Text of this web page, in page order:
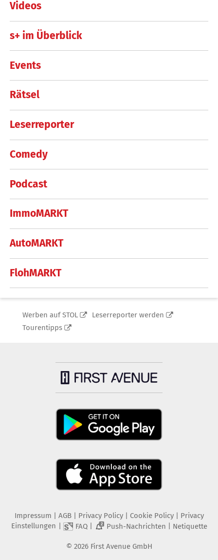
Videos
s+ im Überblick
Events
Rätsel
Leserreporter
Comedy
Podcast
ImmoMARKT
AutoMARKT
FlohMARKT
Werben auf STOL
Leserreporter werden
Tourentipps
Impressum AGB Privacy Policy| Cookie Policy| Privacy
Einstellungen
FAQ| 2 Push-Nachrichten Netiquette
© 2026 First Avenue GmbH